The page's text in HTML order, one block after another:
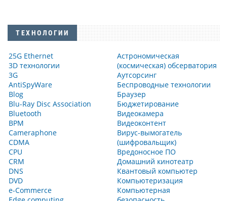
ТЕХНОЛОГИИ
25G Ethernet
3D технологии
3G
AntiSpyWare
Blog
Blu-Ray Disc Association
Bluetooth
BPM
Cameraphone
CDMA
CPU
CRM
DNS
DVD
e-Commerce
Астрономическая
(космическая) обсерватория
Аутсорсинг
Беспроводные технологии
Браузер
Бюджетирование
Видеокамера
Видеоконтент
Вирус-вымогатель
(шифровальщик)
Вредоносное ПО
Домашний кинотеатр
Квантовый компьютер
Компьютеризация
Компьютерная